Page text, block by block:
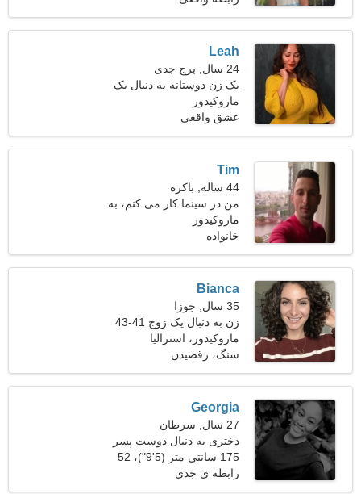
Leah
24 سال, برج جدی
یک زن دوستانه به دنبال یک
رابطه پرشور است
ماروکیدور
عشق واقعی
Tim
44 ساله, باکره
من در سینما کار می کنم، به
یک زن اغوا کننده نیاز دارم
ماروکیدور
خانواده
Bianca
35 سال, جوزا
زن به دنبال یک زوج 41-43
ماروکیدور، استرالیا
سنگ، رقصیدن
Georgia
27 سال, سرطان
دختری به دنبال دوست پسر
175 سانتی متر (5'9")، 52
کیلوگرم (114 پوند)
رابطه ی جدی